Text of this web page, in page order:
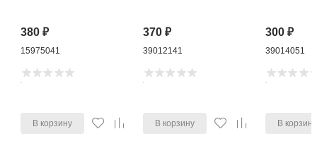
380₽
15975041
В корзину
370₽
39012141
В корзину
300₽
39014051
В корзину